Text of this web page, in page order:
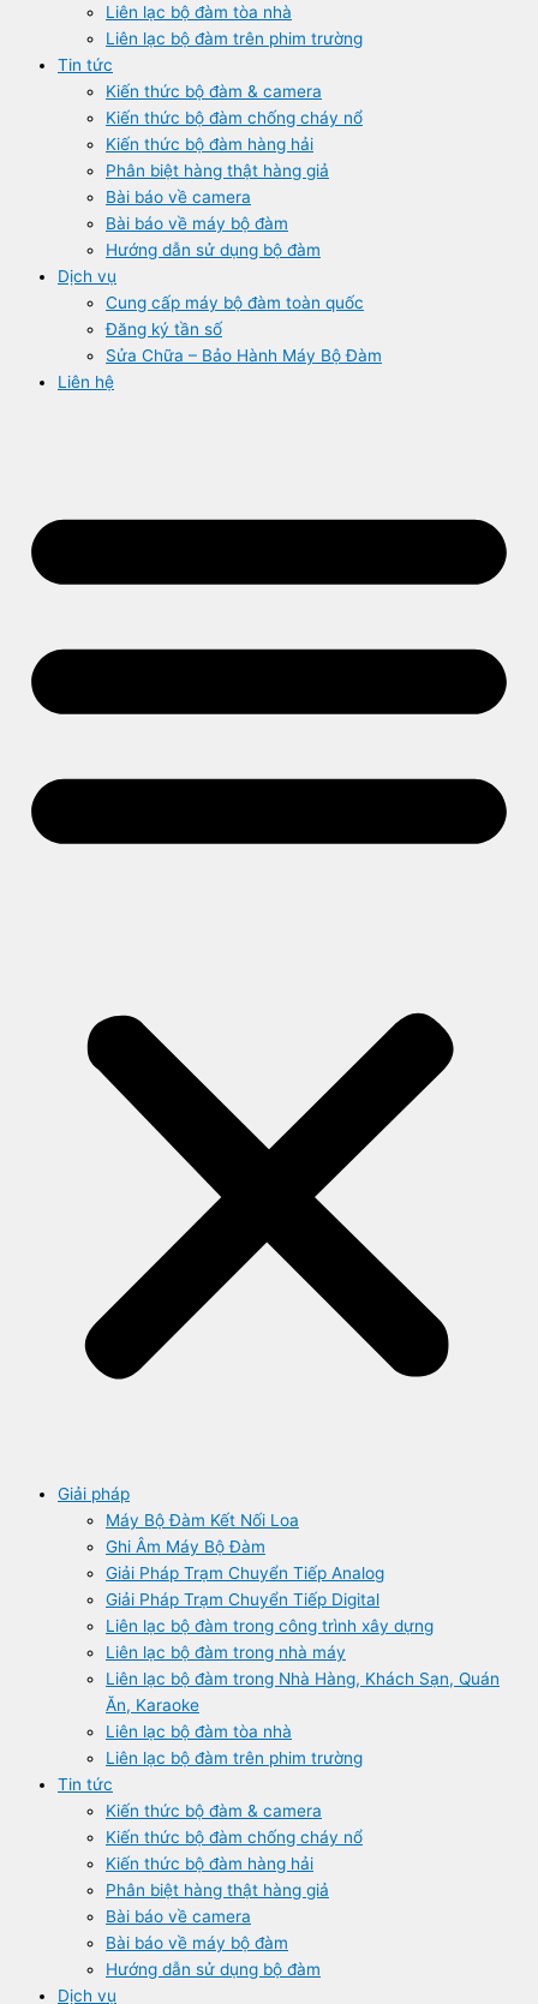
Liên lạc bộ đàm tòa nhà
Liên lạc bộ đàm trên phim trường
Tin tức
Kiến thức bộ đàm & camera
Kiến thức bộ đàm chống cháy nổ
Kiến thức bộ đàm hàng hải
Phân biệt hàng thật hàng giả
Bài báo về camera
Bài báo về máy bộ đàm
Hướng dẫn sử dụng bộ đàm
Dịch vụ
Cung cấp máy bộ đàm toàn quốc
Đăng ký tần số
Sửa Chữa – Bảo Hành Máy Bộ Đàm
Liên hệ
Giải pháp
Máy Bộ Đàm Kết Nối Loa
Ghi Âm Máy Bộ Đàm
Giải Pháp Trạm Chuyển Tiếp Analog
Giải Pháp Trạm Chuyển Tiếp Digital
Liên lạc bộ đàm trong công trình xây dựng
Liên lạc bộ đàm trong nhà máy
Liên lạc bộ đàm trong Nhà Hàng, Khách Sạn, Quán
Ăn, Karaoke
Liên lạc bộ đàm tòa nhà
Liên lạc bộ đàm trên phim trường
Tin tức
Kiến thức bộ đàm & camera
Kiến thức bộ đàm chống cháy nổ
Kiến thức bộ đàm hàng hải
Phân biệt hàng thật hàng giả
Bài báo về camera
Bài báo về máy bộ đàm
Hướng dẫn sử dụng bộ đàm
Dịch vụ